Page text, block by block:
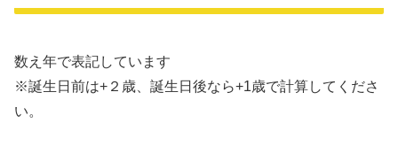
数え年で表記しています
※誕生日前は+２歳、誕生日後なら+1歳で計算してくださ
い。